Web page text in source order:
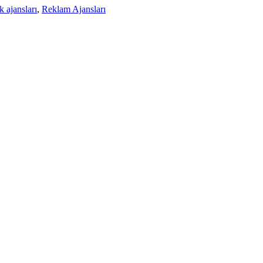
ajansları, Reklam Ajansları